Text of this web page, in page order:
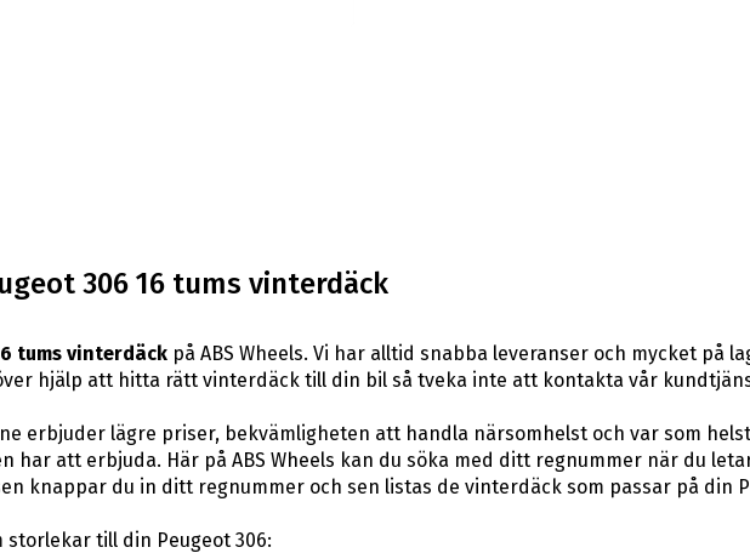
306 16 tums vinterdäck
tums vinterdäckpå ABS Wheels. Vi har alltid snabba leveranser och mycket på
hjälp att hitta rätt vinterdäck till din bil så tveka inte att kontakta vår
erbjuder lägre priser, bekvämligheten att handla närsomhelst och var som
har att erbjuda. Här på ABS Wheels kan du söka med ditt regnummer när du
knappar du in ditt regnummer och sen listas de vinterdäck som passar på din
till din Peugeot 306: